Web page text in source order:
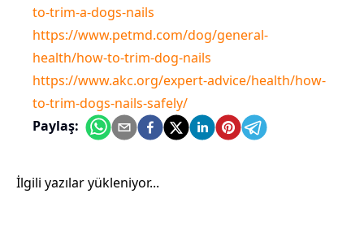
to-trim-a-dogs-nails
https://www.petmd.com/dog/general-
health/how-to-trim-dog-nails
https://www.akc.org/expert-advice/health/how-
to-trim-dogs-nails-safely/
Paylaş:
İlgili yazılar yükleniyor...